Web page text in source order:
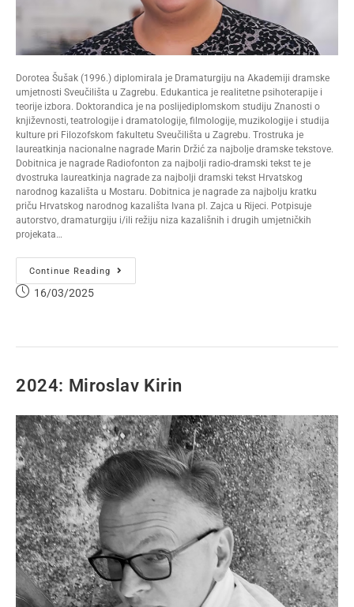
Dorotea Šušak (1996.) diplomirala je Dramaturgiju na Akademiji dramske
umjetnosti Sveučilišta u Zagrebu. Edukantica je realitetne psihoterapije i
teorije izbora. Doktorandica je na poslijediplomskom studiju Znanosti o
književnosti, teatrologije i dramatologije, filmologije, muzikologije i studija
kulture pri Filozofskom fakultetu Sveučilišta u Zagrebu. Trostruka je
laureatkinja nacionalne nagrade Marin Držić za najbolje dramske tekstove.
Dobitnica je nagrade Radiofonton za najbolji radio-dramski tekst te je
dvostruka laureatkinja nagrade za najbolji dramski tekst Hrvatskog
narodnog kazališta u Mostaru. Dobitnica je nagrade za najbolju kratku
priču Hrvatskog narodnog kazališta Ivana pl. Zajca u Rijeci. Potpisuje
autorstvo, dramaturgiju i/ili režiju niza kazališnih i drugih umjetničkih
projekata…
Continue Reading
16/03/2025
2024: Miroslav Kirin